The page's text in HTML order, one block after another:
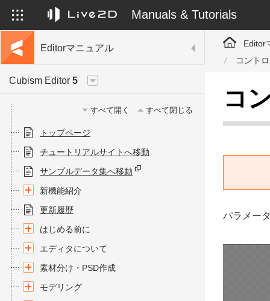
Manuals & Tutorials
Editorマニュアル
Cubism Editor 5
すべて開く すべて閉じる
トップページ
チュートリアルサイトへ移動
サンプルデータ集へ移動
新機能紹介
更新履歴
はじめる前に
エディタについて
素材分け・PSD作成
モデリング
Editor
コント
コ
パラメー